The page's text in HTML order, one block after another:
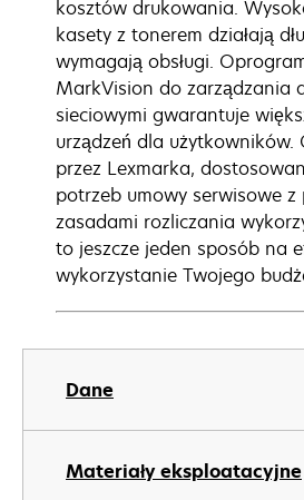
Dane
Materiały eksploatacyjne
kosztów drukowania.
kasety z tonerem działają
wymagają obsługi.
MarkVision do zarządzania
sieciowymi gwarantuje
urządzeń dla użytkowników.
przez Lexmarka,
potrzeb umowy serwisowe z
zasadami rozliczania
to jeszcze jeden sposób na
wykorzystanie Twojego